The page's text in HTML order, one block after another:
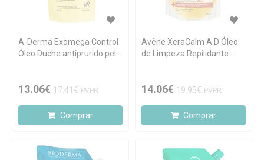
A-Derma Exomega Control
Óleo Duche antiprurido pele
13.06€ 17.41€ PVPR
Comprar
Avène XeraCalm A.D Óleo
de Limpeza Repilidante
14.06€ 19.95€ PVPR
Comprar